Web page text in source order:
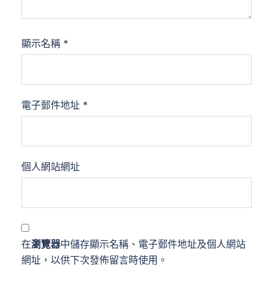
顯示名稱 *
電子郵件地址 *
個人網站網址
在瀏覽器中儲存顯示名稱、電子郵件地址及個人網站
網址，以供下次發佈留言時使用。